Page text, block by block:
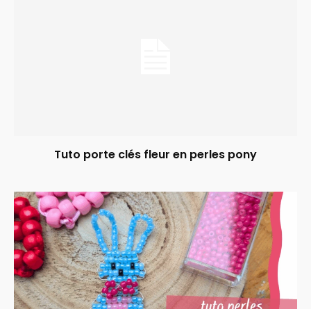
Tuto porte clés fleur en perles pony